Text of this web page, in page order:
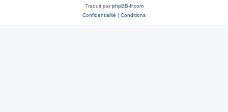
Traduit parphpBB-fr.com
Confidentialité | Conditions